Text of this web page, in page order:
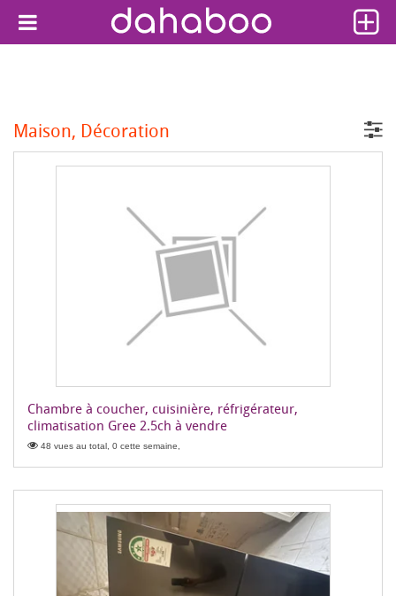
Maison, Décoration
Chambre à coucher, cuisinière, réfrigérateur,
climatisation Gree 2.5ch à vendre
48 vues au total, 0 cette semaine,